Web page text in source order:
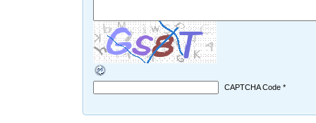
CAPTCHA Code *